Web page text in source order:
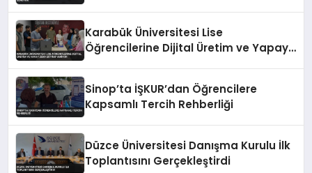
Karabük Üniversitesi Lise
Öğrencilerine Dijital Üretim ve Yapay
Sinop’ta İŞKUR’dan Öğrencilere
Kapsamlı Tercih Rehberliği
Düzce Üniversitesi Danışma Kurulu İlk
Toplantısını Gerçekleştirdi